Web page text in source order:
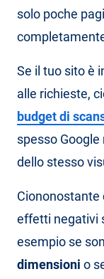
solo poche
Se il tuo sito è
alle richieste,
budget di
spesso
dello stesso
Ciononostante
effetti negativi
esempio se
dimensioni o